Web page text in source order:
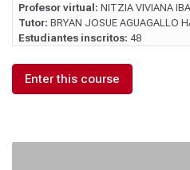
Profesor virtual: NITZIA VIVIANA
Tutor: BRYAN JOSUE AGUAGALLO
Estudiantes inscritos: 48
Enter this course